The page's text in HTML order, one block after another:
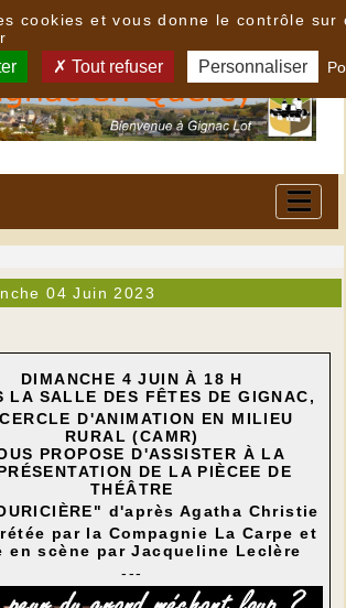
04 Juin 2023
DIMANCHE 4 JUIN À 18 H
LA SALLE DES FÊTES DE GIGNAC,
D'ANIMATION EN MILIEU
RURAL (CAMR)
PROPOSE D'ASSISTER À LA
DE LA PIÈCEE DE
THÉÂTRE
d'après Agatha Christie
par la Compagnie La Carpe et
en scène par Jacqueline Leclère
---
cookies et vous donne le contrôle sur
Tout refuser Personnaliser